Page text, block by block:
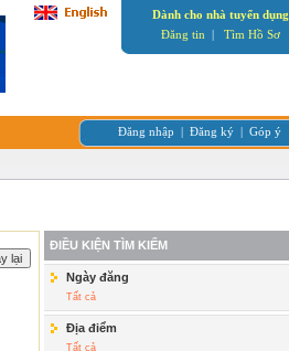
Dành cho nhà tuyển dụng
Đăng tin | Tìm Hồ Sơ
Đăng nhập | Đăng ký | Góp ý
ĐIỀU KIỆN TÌM KIẾM
Ngày đăng
Tất cả
Địa điểm
Tất cả